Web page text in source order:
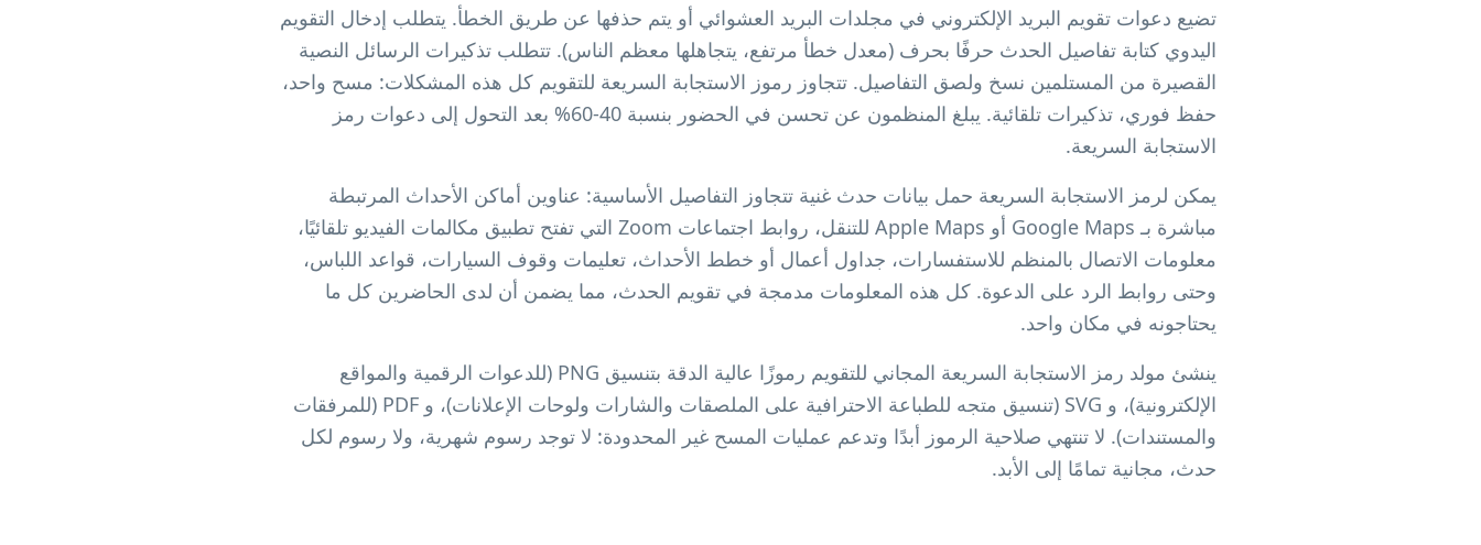
تضيع دعوات تقويم البريد الإلكتروني في مجلدات البريد العشوائي أو يتم حذفها عن طريق الخطأ. يتطلب إدخال التقويم
اليدوي كتابة تفاصيل الحدث حرفًا بحرف (معدل خطأ مرتفع، يتجاهلها معظم الناس). تتطلب تذكيرات الرسائل النصية
القصيرة من المستلمين نسخ ولصق التفاصيل. تتجاوز رموز الاستجابة السريعة للتقويم كل هذه المشكلات: مسح واحد،
حفظ فوري، تذكيرات تلقائية. يبلغ المنظمون عن تحسن في الحضور بنسبة 40-60% بعد التحول إلى دعوات رمز
الاستجابة السريعة.
يمكن لرمز الاستجابة السريعة حمل بيانات حدث غنية تتجاوز التفاصيل الأساسية: عناوين أماكن الأحداث المرتبطة
مباشرة بـ Google Maps أو Apple Maps للتنقل، روابط اجتماعات Zoom التي تفتح تطبيق مكالمات الفيديو تلقائيًا،
معلومات الاتصال بالمنظم للاستفسارات، جداول أعمال أو خطط الأحداث، تعليمات وقوف السيارات، قواعد اللباس،
وحتى روابط الرد على الدعوة. كل هذه المعلومات مدمجة في تقويم الحدث، مما يضمن أن لدى الحاضرين كل ما
يحتاجونه في مكان واحد.
ينشئ مولد رمز الاستجابة السريعة المجاني للتقويم رموزًا عالية الدقة بتنسيق PNG (للدعوات الرقمية والمواقع
الإلكترونية)، و SVG (تنسيق متجه للطباعة الاحترافية على الملصقات والشارات ولوحات الإعلانات)، و PDF (للمرفقات
والمستندات). لا تنتهي صلاحية الرموز أبدًا وتدعم عمليات المسح غير المحدودة: لا توجد رسوم شهرية، ولا رسوم لكل
حدث، مجانية تمامًا إلى الأبد.